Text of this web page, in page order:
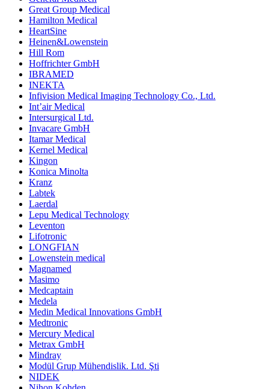
Great Group Medical
Hamilton Medical
HeartSine
Heinen&Lowenstein
Hill Rom
Hoffrichter GmbH
IBRAMED
INEKTA
Infivision Medical Imaging Technology Co., Ltd.
Int’air Medical
Intersurgical Ltd.
Invacare GmbH
Itamar Medical
Kernel Medical
Kingon
Konica Minolta
Kranz
Labtek
Laerdal
Lepu Medical Technology
Leventon
Lifotronic
LONGFIAN
Lowenstein medical
Magnamed
Masimo
Medcaptain
Medela
Medin Medical Innovations GmbH
Medtronic
Mercury Medical
Metrax GmbH
Mindray
Modül Grup Mühendislik. Ltd. Şti
NIDEK